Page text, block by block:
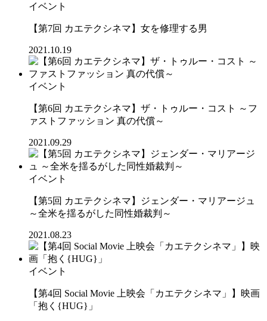
イベント
【第7回 カエテクシネマ】女を修理する男
2021.10.19
イベント
【第6回 カエテクシネマ】ザ・トゥルー・コスト ～フ
ァストファッション 真の代償～
2021.09.29
イベント
【第5回 カエテクシネマ】ジェンダー・マリアージュ
～全米を揺るがした同性婚裁判～
2021.08.23
イベント
【第4回 Social Movie 上映会「カエテクシネマ」】映画
「抱く{HUG}」